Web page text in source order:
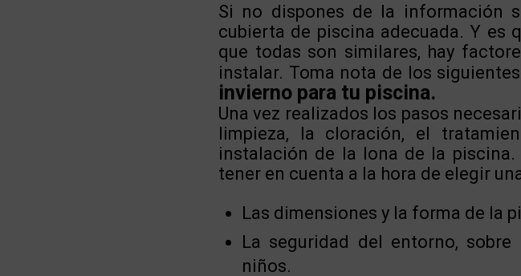
Si no dispones de la información
cubierta de piscina adecuada. Y es
que todas son similares, hay
instalar. Toma nota de los siguientes
invierno para tu piscina.
Una vez realizados los pasos
limpieza, la cloración, el
instalación de la lona de la
tener en cuenta a la hora de elegir
Las dimensiones y la forma de la
La seguridad del entorno,
niños.